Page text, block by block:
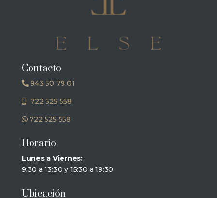
Contacto
943 50 79 01
722 525 558
722 525 558
Horario
Lunes a Viernes:
9:30 a 13:30 y 15:30 a 19:30
Ubicación